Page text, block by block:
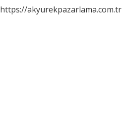
https://akyurekpazarlama.com.tr